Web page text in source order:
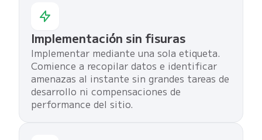
Implementación sin fisuras
Implementar mediante una sola etiqueta.
Comience a recopilar datos e identificar
amenazas al instante sin grandes tareas de
desarrollo ni compensaciones de
performance del sitio.